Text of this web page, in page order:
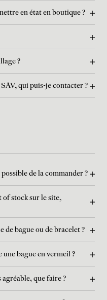
en état en boutique ?
?
qui puis-je contacter ?
de la commander ?
of stock sur le site,
de bague ou de bracelet ?
bague en vermeil ?
que faire ?